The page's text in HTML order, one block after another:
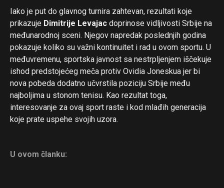
Iako je put do glavnog turnira zahtevan, rezultati koje
prikazuje Dimitrije Levajac doprinose vidljivosti Srbije na
međunarodnoj sceni. Njegov napredak poslednjih godina
pokazuje koliko su važni kontinuitet i rad u ovom sportu. U
međuvremenu, sportska javnost sa nestrpljenjem iščekuje
ishod predstojećeg meča protiv Ovidia Joneskua jer bi
nova pobeda dodatno učvrstila poziciju Srbije među
najboljima u stonom tenisu. Kao rezultat toga,
interesovanje za ovaj sport raste i kod mlađih generacija
koje prate uspehe svojih uzora.
U ovom članku: